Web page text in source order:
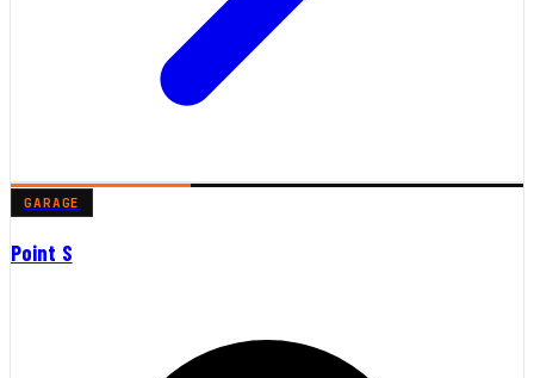
GARAGE
Point S